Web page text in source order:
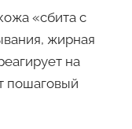
«сбита с
жирная
на
пошаговый